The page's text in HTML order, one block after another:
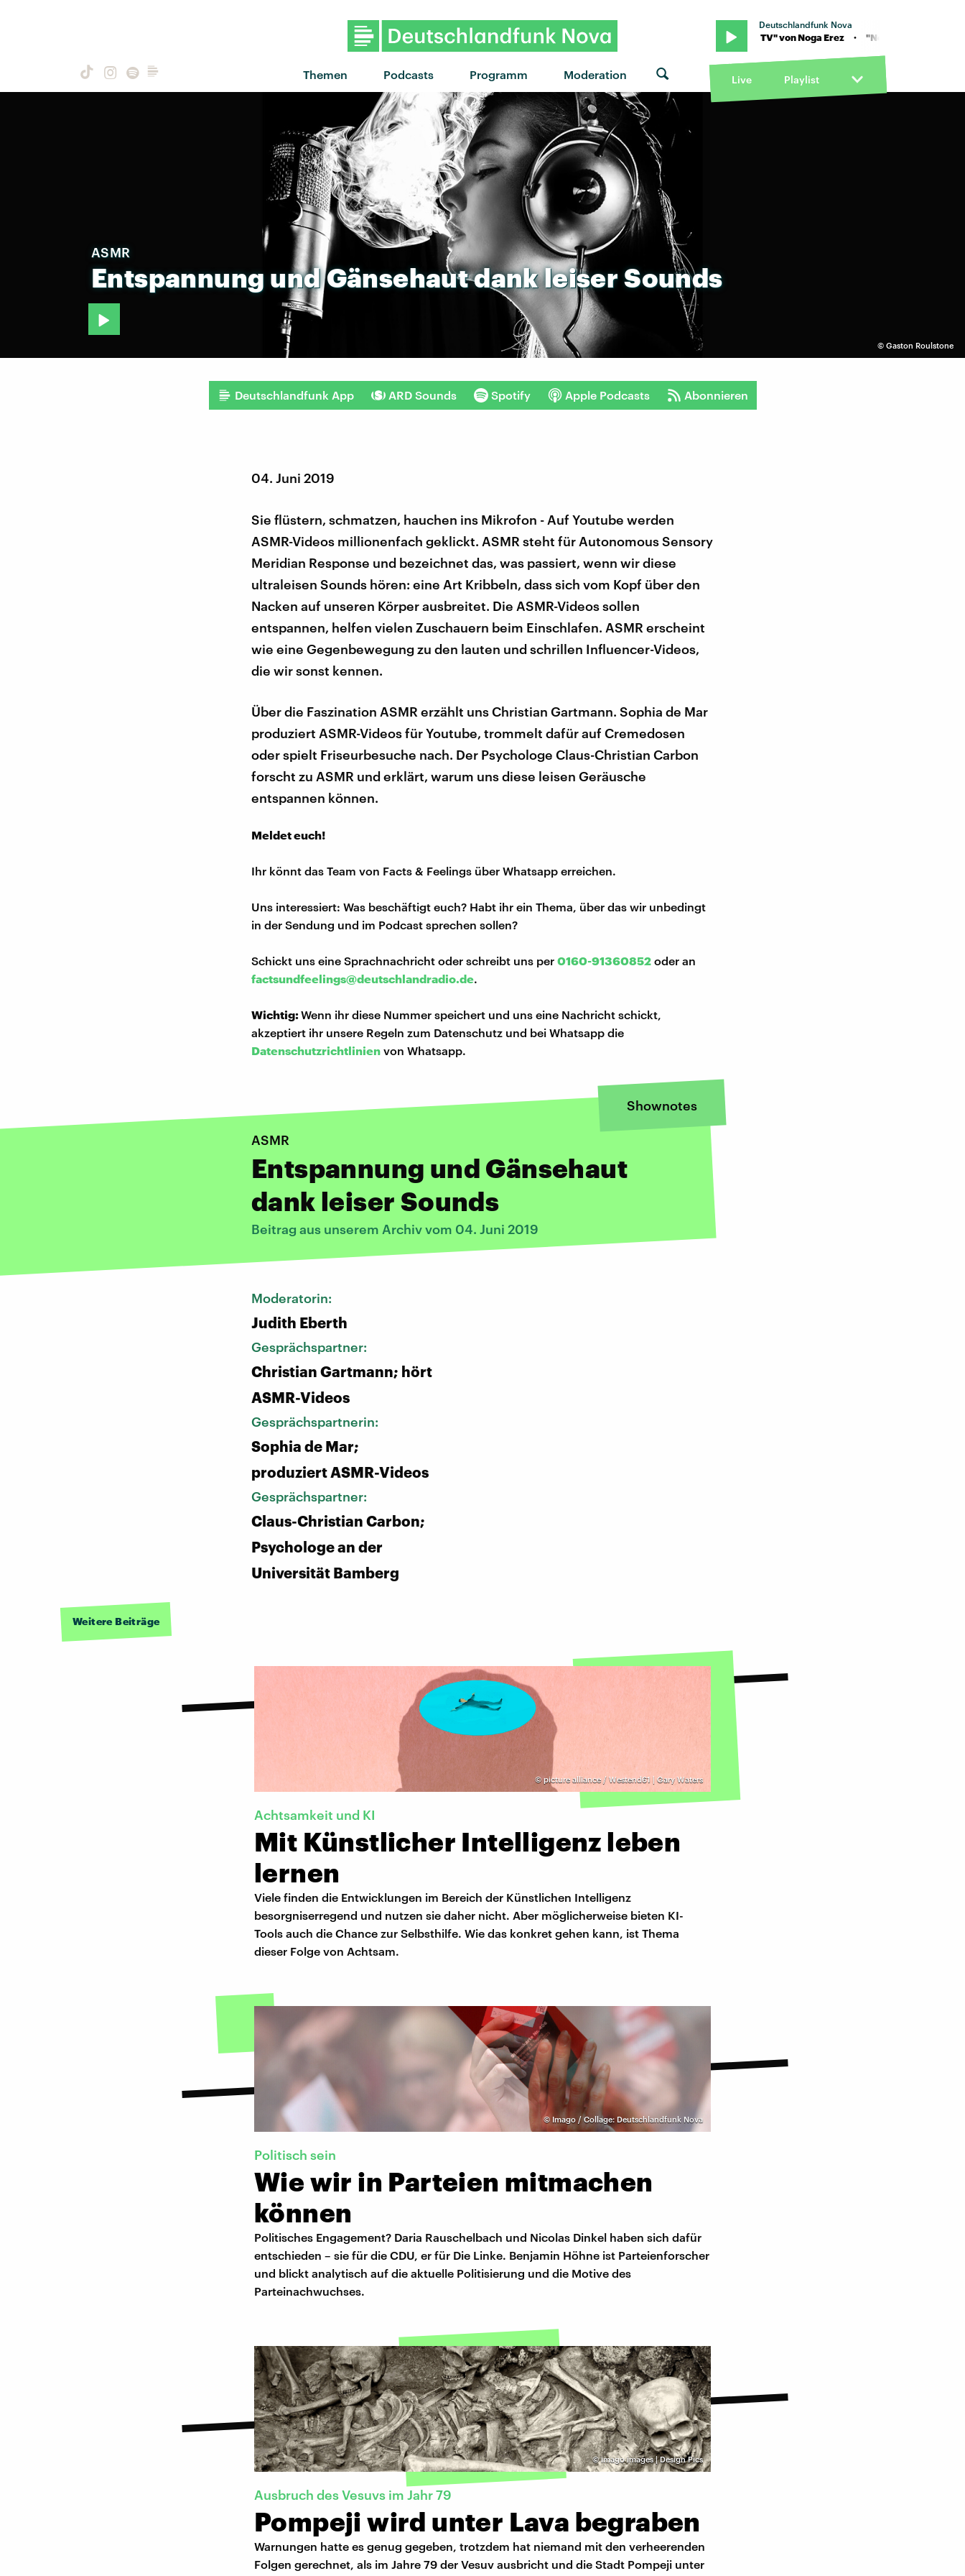
Themen Podcasts Programm Moderation
Deutschlandfunk Nova
"No news on TV" von Noga Erez · "No news on TV" von Noga Erez · "No news on TV" von Noga Erez
Live Playlist
© Gaston Roulstone
ASMR
Entspannung undGänsehautdankleiserSounds
Deutschlandfunk App ARD Sounds Spotify Apple Podcasts Abonnieren
04. Juni 2019
Sie flüstern, schmatzen, hauchen ins Mikrofon - Auf Youtube werden
ASMR-Videos millionenfach geklickt. ASMR steht für Autonomous Sensory
Meridian Response und bezeichnet das, was passiert, wenn wir diese
ultraleisen Sounds hören: eine Art Kribbeln, dass sich vom Kopf über den
Nacken auf unseren Körper ausbreitet. Die ASMR-Videos sollen
entspannen, helfen vielen Zuschauern beim Einschlafen. ASMR erscheint
wie eine Gegenbewegung zu den lauten und schrillen Influencer-Videos,
die wir sonst kennen.
Über die Faszination ASMR erzählt uns Christian Gartmann. Sophia de Mar
produziert ASMR-Videos für Youtube, trommelt dafür auf Cremedosen
oder spielt Friseurbesuche nach. Der Psychologe Claus-Christian Carbon
forscht zu ASMR und erklärt, warum uns diese leisen Geräusche
entspannen können.
Meldet euch!
Ihr könnt das Team von Facts & Feelings über Whatsapp erreichen.
Uns interessiert: Was beschäftigt euch? Habt ihr ein Thema, über das wir unbedingt
in der Sendung und im Podcast sprechen sollen?
Schickt uns eine Sprachnachricht oder schreibt uns per 0160-91360852 oder an
factsundfeelings@deutschlandradio.de.
Wichtig:Wenn ihr diese Nummer speichert und uns eine Nachricht schickt,
akzeptiert ihr unsere Regeln zum Datenschutz und bei Whatsapp die
Datenschutzrichtlinien von Whatsapp.
Shownotes
ASMR
Entspannung und Gänsehaut
dank leiser Sounds
Beitrag aus unserem Archiv vom 04. Juni 2019
Moderatorin:
Judith Eberth
Gesprächspartner:
Christian Gartmann; hört
ASMR-Videos
Gesprächspartnerin:
Sophia de Mar;
produziert ASMR-Videos
Gesprächspartner:
Claus-Christian Carbon;
Psychologe an der
Universität Bamberg
Weitere Beiträge
©picture alliance / Westend61 | Gary Waters
Achtsamkeit und KI
Mit Künstlicher Intelligenz leben
lernen
Viele finden die Entwicklungen im Bereich der Künstlichen Intelligenz
besorgniserregend und nutzen sie daher nicht. Aber möglicherweise bieten KI-
Tools auch die Chance zur Selbsthilfe. Wie das konkret gehen kann, ist Thema
dieser Folge von Achtsam.
© Imago / Collage: Deutschlandfunk Nova
Politisch sein
Wie wir in Parteien mitmachen
können
Politisches Engagement? Daria Rauschelbach und Nicolas Dinkel haben sich dafür
entschieden – sie für die CDU, er für Die Linke. Benjamin Höhne ist Parteienforscher
und blickt analytisch auf die aktuelle Politisierung und die Motive des
Parteinachwuchses.
©imago images | Design Pics
Ausbruch des Vesuvs im Jahr 79
Pompeji wird unter Lava begraben
Warnungen hatte es genug gegeben, trotzdem hat niemand mit den verheerenden
Folgen gerechnet, als im Jahre 79 der Vesuv ausbricht und die Stadt Pompeji unter